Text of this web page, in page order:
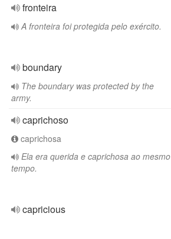
fronteira
A fronteira foi protegida pelo exército.
boundary
The boundary was protected by the
army.
caprichoso
caprichosa
Ela era querida e caprichosa ao mesmo
tempo.
capricious